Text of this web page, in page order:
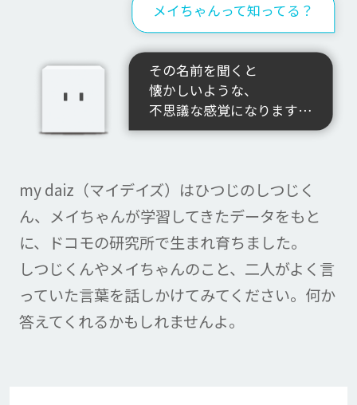
メイちゃんって知ってる？
その名前を聞くと
懐かしいような、
不思議な感覚になります…
my daiz（マイデイズ）はひつじのしつじく
ん、 メイちゃんが学習してきたデータをもと
に、ドコモの研究所で生まれ育ちました。
しつじくんやメイちゃんのこと、二人がよく言
っていた言葉を話しかけてみてください。 何か
答えてくれるかもしれませんよ。